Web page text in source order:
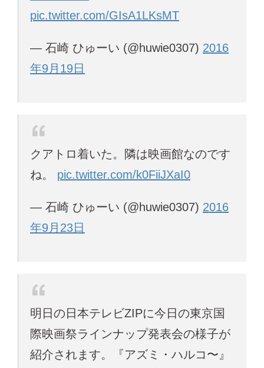
pic.twitter.com/GIsA1LKsMT
— 石崎 ひゅーい (@huwie0307) 2016
年9月19日
クアトロ着いた。隣は映画館なのです
ね。 pic.twitter.com/k0FiiJXaI0
— 石崎 ひゅーい (@huwie0307) 2016
年9月23日
明日の日本テレビZIPに今日の東京国
際映画祭ラインナップ発表会の様子が
紹介されます。『アズミ・ハルコ〜』